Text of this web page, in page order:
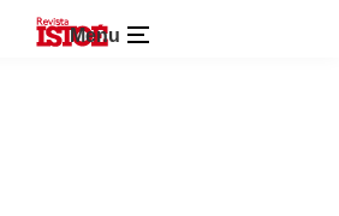
Menu